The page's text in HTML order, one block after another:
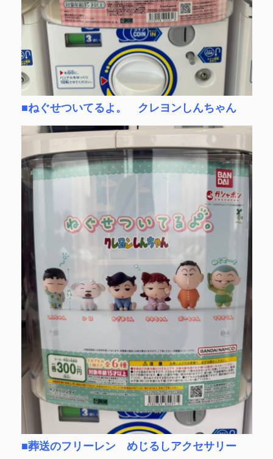
■ねぐせついてるよ。 クレヨンしんちゃん
■葬送のフリーレン めじるしアクセサリー